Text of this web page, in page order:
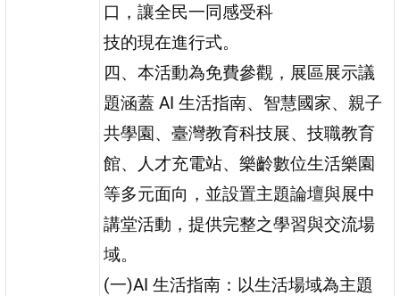
口，讓全民一同感受科
技的現在進行式。
四、本活動為免費參觀，展區展示議
題涵蓋 AI 生活指南、智慧國家、親子
共學園、臺灣教育科技展、技職教育
館、人才充電站、樂齡數位生活樂園
等多元面向，並設置主題論壇與展中
講堂活動，提供完整之學習與交流場
域。
(一)AI 生活指南：以生活場域為主題